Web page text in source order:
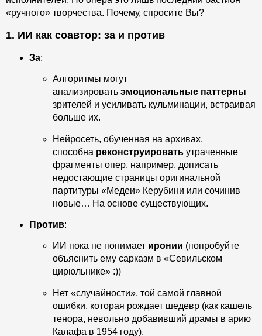
«ручного» творчества. Почему, спросите Вы?
1. ИИ как соавтор: за и против
За:
Алгоритмы могут
анализировать эмоциональные паттерны
зрителей и усиливать кульминации, встраивая
больше их.
Нейросеть, обученная на архивах,
способна реконструировать утраченные
фрагменты опер, например, дописать
недостающие страницы оригинальной
партитуры «Медеи» Керубини или сочинив
новые… На основе существующих.
Против:
ИИ пока не понимает иронии (попробуйте
объяснить ему сарказм в «Севильском
цирюльнике» :))
Нет «случайности», той самой главной
ошибки, которая рождает шедевр (как кашель
тенора, невольно добавивший драмы в арию
Калафа в 1954 году).